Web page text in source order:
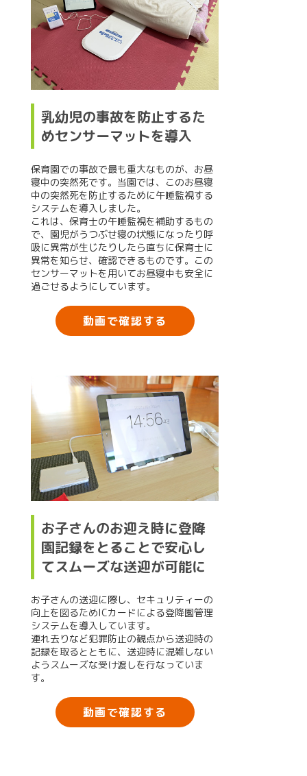
乳幼児の事故を防止するた
めセンサーマットを導入
保育園での事故で最も重大なものが、お昼
寝中の突然死です。当園では、このお昼寝
中の突然死を防止するために午睡監視する
システムを導入しました。
これは、保育士の午睡監視を補助するもの
で、園児がうつぶせ寝の状態になったり呼
吸に異常が生じたりしたら直ちに保育士に
異常を知らせ、確認できるものです。この
センサーマットを用いてお昼寝中も安全に
過ごせるようにしています。
動画で確認する
お子さんのお迎え時に登降
園記録をとることで安心し
てスムーズな送迎が可能に
お子さんの送迎に際し、セキュリティーの
向上を図るためICカードによる登降園管理
システムを導入しています。
連れ去りなど犯罪防止の観点から送迎時の
記録を取るとともに、送迎時に混雑しない
ようスムーズな受け渡しを行なっていま
す。
動画で確認する